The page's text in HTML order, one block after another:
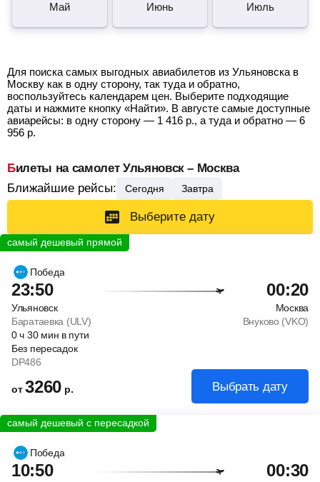
Май Июнь Июль
Для поиска самых выгодных авиабилетов из Ульяновска в
Москву как в одну сторону, так туда и обратно,
воспользуйтесь календарем цен. Выберите подходящие
даты и нажмите кнопку «Найти». В августе самые доступные
авиарейсы: в одну сторону — 1 416 р., а туда и обратно — 6
956 р.
Билеты на самолет Ульяновск – Москва
Ближайшие рейсы:
Сегодня Завтра
Выберите дату
Победа
23:50 00:20
Ульяновск
Москва
Баратаевка (ULV)
Внуково (VKO)
0ч 30 мин в пути
Без пересадок
DP486
от3260 р. Выбрать дату
Победа
10:50 00:30